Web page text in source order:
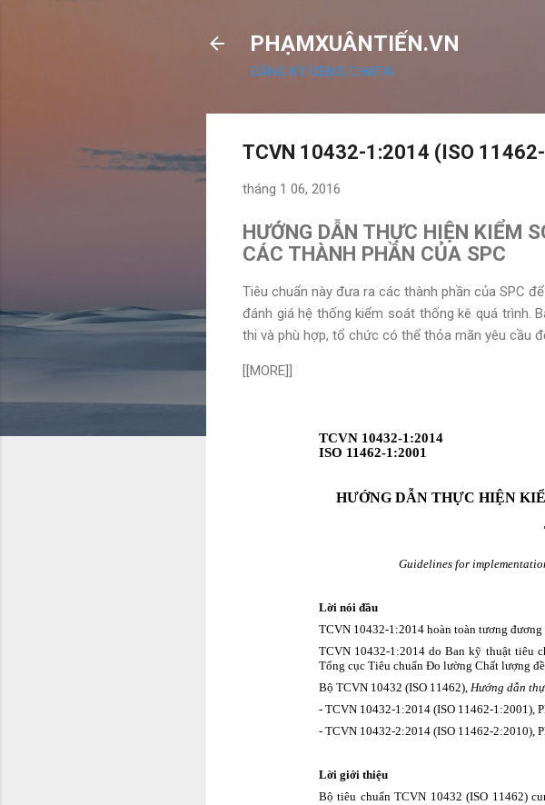
PHẠMXUÂNTIẾN.VN
ĐĂNG KÝ OEMS CHATAI
TCVN 10432-1:2014 (ISO
tháng 1 06, 2016
HƯỚNG DẪN THỰC HIỆN KIỂM
CÁC THÀNH PHẦN CỦA SPC
Tiêu chuẩn này đưa ra các thành phần của SPC
đánh giá hệ thống kiểm soát thống kê quá trình.
thi và phù hợp, tổ chức có thể thỏa mãn yêu cầu
[[MORE]]